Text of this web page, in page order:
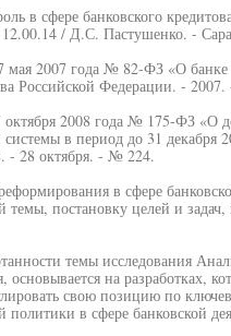
в сфере банковского
/ Д.С. Пастушенко. -
мая 2007 года № 82-ФЗ «О банке
Российской Федерации. -
октября 2008 года № 175-ФЗ «О
системы в период до 31
- 28 октября. - № 224.
в сфере
постановку целей и
темы исследования
основывается на разработках,
свою позицию по
политики в сфере банковской